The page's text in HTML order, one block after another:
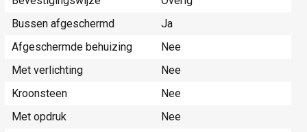
Bussen afgeschermd
Ja
Afgeschermde behuizing
Nee
Met verlichting
Nee
Kroonsteen
Nee
Met opdruk
Nee